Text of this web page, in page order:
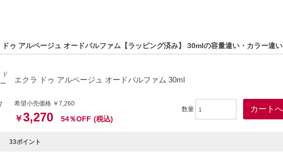
ダンで洗練された女性をイメージさせる香りを表現。
れた香りを求める方
の心地よい香りを探している方
ドゥ アルページュ オードパルファム【ラッピング済み】 30mlの容量違い・カラー違い
エクラ ドゥ アルページュ オードパルファム 30ml
希望小売価格 ￥7,260
￥3,270 54％OFF (税込)
数量
33ポイント